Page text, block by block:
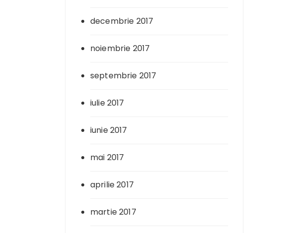
decembrie 2017
noiembrie 2017
septembrie 2017
iulie 2017
iunie 2017
mai 2017
aprilie 2017
martie 2017